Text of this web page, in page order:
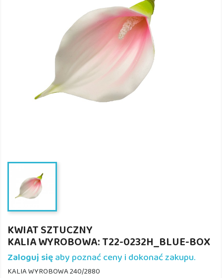
KWIAT SZTUCZNY
KALIA WYROBOWA: T22-0232H_BLUE-BOX
Zaloguj sięaby poznać ceny i dokonać zakupu.
KALIA WYROBOWA 240/2880